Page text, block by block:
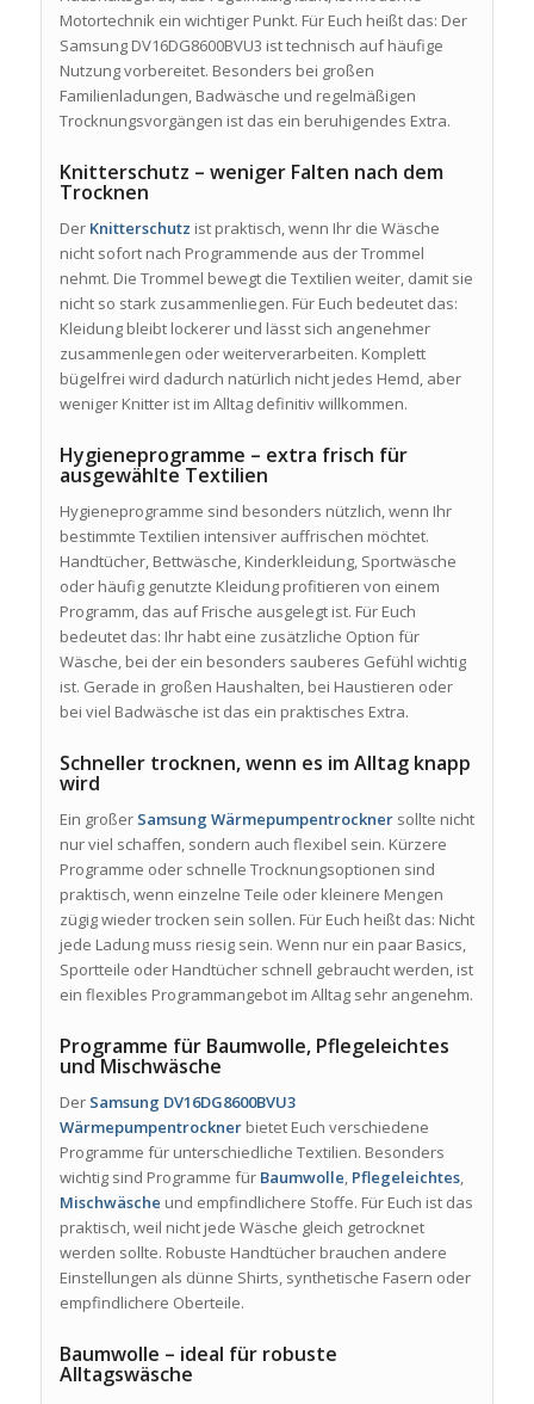
Motortechnik ein wichtiger Punkt. Für Euch heißt das: Der
Samsung DV16DG8600BVU3 ist technisch auf häufige
Nutzung vorbereitet. Besonders bei großen
Familienladungen, Badwäsche und regelmäßigen
Trocknungsvorgängen ist das ein beruhigendes Extra.
Knitterschutz – weniger Falten nach dem
Trocknen
Der Knitterschutz ist praktisch, wenn Ihr die Wäsche
nicht sofort nach Programmende aus der Trommel
nehmt. Die Trommel bewegt die Textilien weiter, damit sie
nicht so stark zusammenliegen. Für Euch bedeutet das:
Kleidung bleibt lockerer und lässt sich angenehmer
zusammenlegen oder weiterverarbeiten. Komplett
bügelfrei wird dadurch natürlich nicht jedes Hemd, aber
weniger Knitter ist im Alltag definitiv willkommen.
Hygieneprogramme – extra frisch für
ausgewählte Textilien
Hygieneprogramme sind besonders nützlich, wenn Ihr
bestimmte Textilien intensiver auffrischen möchtet.
Handtücher, Bettwäsche, Kinderkleidung, Sportwäsche
oder häufig genutzte Kleidung profitieren von einem
Programm, das auf Frische ausgelegt ist. Für Euch
bedeutet das: Ihr habt eine zusätzliche Option für
Wäsche, bei der ein besonders sauberes Gefühl wichtig
ist. Gerade in großen Haushalten, bei Haustieren oder
bei viel Badwäsche ist das ein praktisches Extra.
Schneller trocknen, wenn es im Alltag knapp
wird
Ein großer Samsung Wärmepumpentrocknersollte nicht
nur viel schaffen, sondern auch flexibel sein. Kürzere
Programme oder schnelle Trocknungsoptionen sind
praktisch, wenn einzelne Teile oder kleinere Mengen
zügig wieder trocken sein sollen. Für Euch heißt das: Nicht
jede Ladung muss riesig sein. Wenn nur ein paar Basics,
Sportteile oder Handtücher schnell gebraucht werden, ist
ein flexibles Programmangebot im Alltag sehr angenehm.
Programme für Baumwolle, Pflegeleichtes
und Mischwäsche
Der Samsung DV16DG8600BVU3
Wärmepumpentrocknerbietet Euch verschiedene
Programme für unterschiedliche Textilien. Besonders
wichtig sind Programme für Baumwolle, Pflegeleichtes,
Mischwäsche und empfindlichere Stoffe. Für Euch ist das
praktisch, weil nicht jede Wäsche gleich getrocknet
werden sollte. Robuste Handtücher brauchen andere
Einstellungen als dünne Shirts, synthetische Fasern oder
empfindlichere Oberteile.
Baumwolle – ideal für robuste
Alltagswäsche